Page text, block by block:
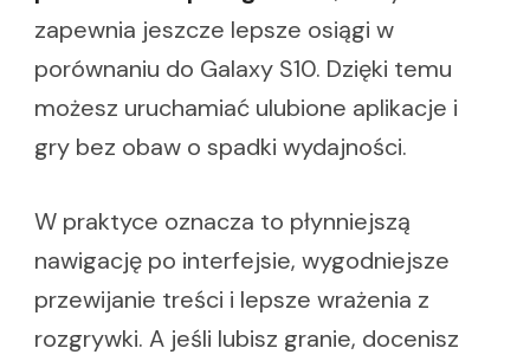
zapewnia jeszcze lepsze osiągi w
porównaniu do Galaxy S10. Dzięki temu
możesz uruchamiać ulubione aplikacje i
gry bez obaw o spadki wydajności.
W praktyce oznacza to płynniejszą
nawigację po interfejsie, wygodniejsze
przewijanie treści i lepsze wrażenia z
rozgrywki. A jeśli lubisz granie, docenisz